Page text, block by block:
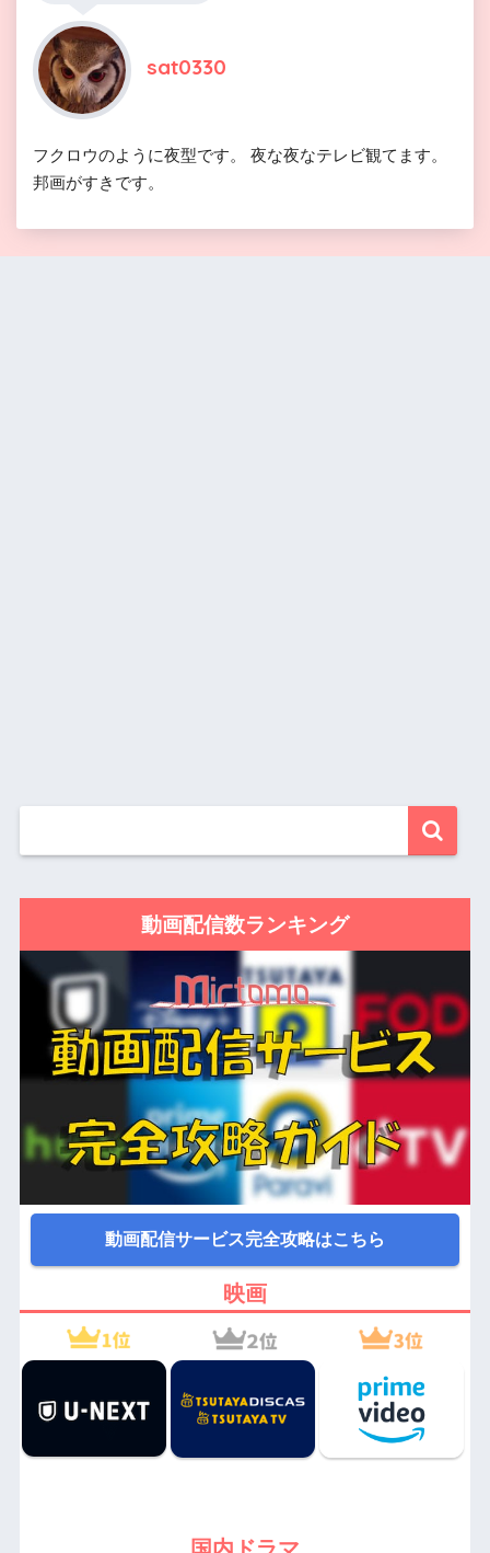
sat0330
フクロウのように夜型です。 夜な夜なテレビ観てます。
邦画がすきです。
動画配信数ランキング
動画配信サービス完全攻略はこちら
映画